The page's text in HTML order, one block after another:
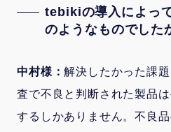
tebikiの導入によっ
のようなものでした
中村様：解決したかった課
査で不良と判断された製品
するしかありません。不良